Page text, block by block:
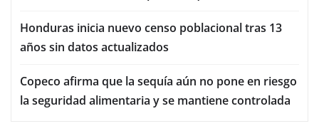
Honduras inicia nuevo censo poblacional tras 13
años sin datos actualizados
Copeco afirma que la sequía aún no pone en riesgo
la seguridad alimentaria y se mantiene controlada